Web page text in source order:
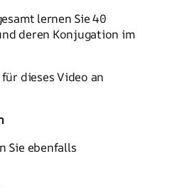
lernen Sie 40
deren Konjugation im
dieses Video an
Sie ebenfalls